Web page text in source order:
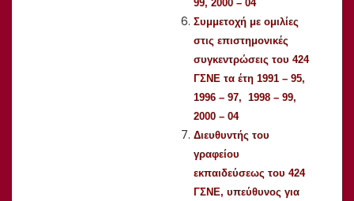
99, 2000 – 04
Συμμετοχή με ομιλίες
στις επιστημονικές
συγκεντρώσεις του 424
ΓΣΝΕ τα έτη 1991 – 95,
1996 – 97, 1998 – 99,
2000 – 04
Διευθυντής του
γραφείου
εκπαιδεύσεως του 424
ΓΣΝΕ, υπεύθυνος για